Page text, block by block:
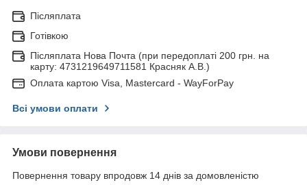
Післяплата
Готівкою
Післяплата Нова Почта (при передоплаті 200 грн. на
карту: 4731219649711581 Красняк А.В.)
Оплата картою Visa, Mastercard - WayForPay
Всі умови оплати
Умови повернення
Повернення товару впродовж 14 днів за домовленістю